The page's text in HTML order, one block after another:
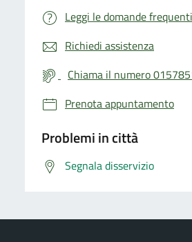
Leggi le domande frequenti
Richiedi assistenza
Chiama il numero
Prenota appuntamento
Problemi in città
Segnala disservizio